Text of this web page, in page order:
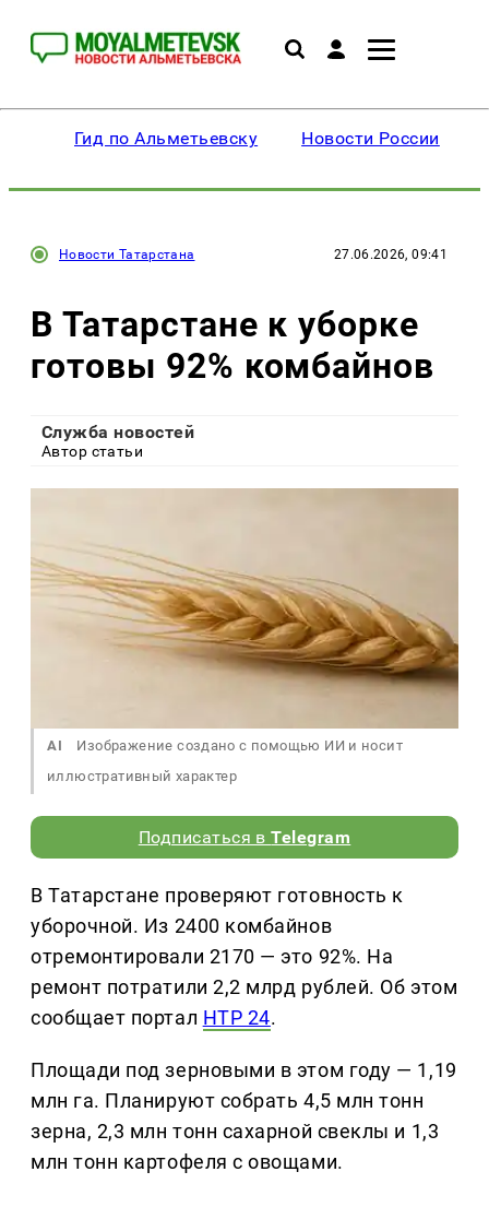
Гид по Альметьевску Новости России
Новости Татарстана 27.06.2026, 09:41
В Татарстане к уборке
готовы 92% комбайнов
Служба новостей
Автор статьи
AI
Изображение создано с помощью ИИ и носит
иллюстративный характер
Подписаться вTelegram
В Татарстане проверяют готовность к
уборочной. Из 2400 комбайнов
отремонтировали 2170 — это 92%. На
ремонт потратили 2,2 млрд рублей. Об этом
сообщает портал НТР 24.
Площади под зерновыми в этом году — 1,19
млн га. Планируют собрать 4,5 млн тонн
зерна, 2,3 млн тонн сахарной свеклы и 1,3
млн тонн картофеля с овощами.